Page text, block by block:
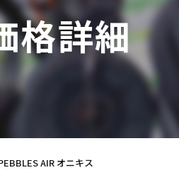
格詳細
AIR オニキス